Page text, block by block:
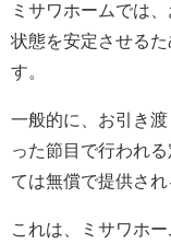
ミサワホームでは
状態を安定させる
す。
一般的に、お引き
った節目で行われ
ては無償で提供され
これは、ミサワホ